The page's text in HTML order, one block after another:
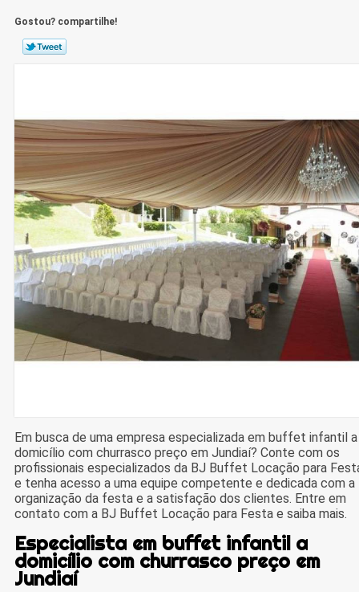
Gostou? compartilhe!
Em busca de uma empresa especializada em buffet infantil a
domicílio com churrasco preço em Jundiaí? Conte com os
profissionais especializados da BJ Buffet Locação para
e tenha acesso a uma equipe competente e dedicada com a
organização da festa e a satisfação dos clientes. Entre em
contato com a BJ Buffet Locação para Festa e saiba mais.
Especialista em buffet infantil a
domicílio com churrasco preço em
Jundiaí